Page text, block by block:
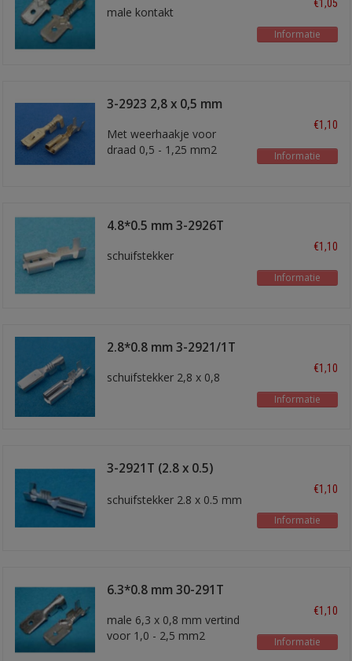
male kontakt
€1,05
Informatie
3-2923 2,8 x 0,5 mm
Met weerhaakje voor
draad 0,5 - 1,25 mm2
€1,10
Informatie
4.8*0.5 mm 3-2926T
schuifstekker
€1,10
Informatie
2.8*0.8 mm 3-2921/1T
schuifstekker 2,8 x 0,8
€1,10
Informatie
3-2921T (2.8 x 0.5)
schuifstekker 2.8 x 0.5 mm
€1,10
Informatie
6.3*0.8 mm 30-291T
male 6,3 x 0,8 mm vertind
voor 1,0 - 2,5 mm2
€1,10
Informatie